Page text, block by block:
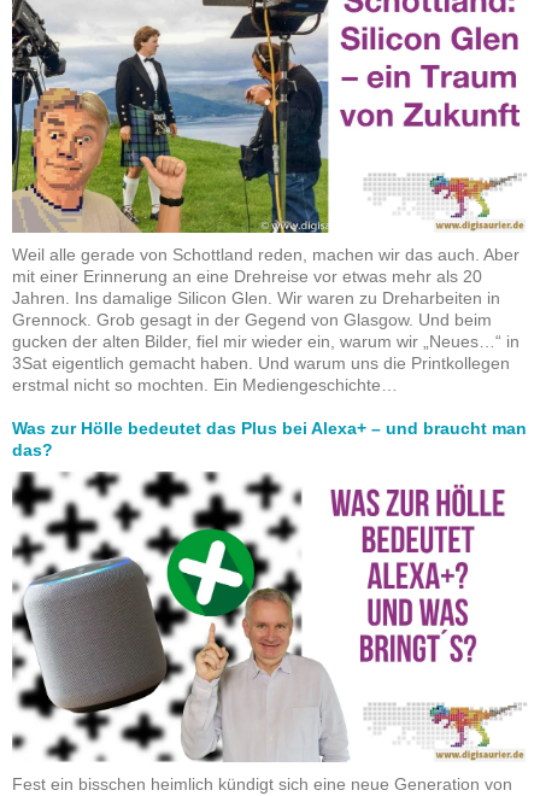
Weil alle gerade von Schottland reden, machen wir das auch. Aber
mit einer Erinnerung an eine Drehreise vor etwas mehr als 20
Jahren. Ins damalige Silicon Glen. Wir waren zu Dreharbeiten in
Grennock. Grob gesagt in der Gegend von Glasgow. Und beim
gucken der alten Bilder, fiel mir wieder ein, warum wir „Neues…“ in
3Sat eigentlich gemacht haben. Und warum uns die Printkollegen
erstmal nicht so mochten. Ein Mediengeschichte…
Was zur Hölle bedeutet das Plus bei Alexa+ – und braucht man
das?
Fest ein bisschen heimlich kündigt sich eine neue Generation von